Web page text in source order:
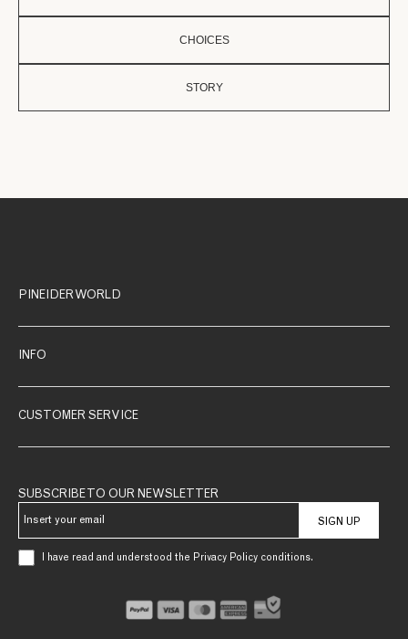
CHOICES
STORY
PINEIDER WORLD
INFO
CUSTOMER SERVICE
SUBSCRIBE TO OUR NEWSLETTER
SIGN UP
I have read and understood the Privacy Policy conditions.